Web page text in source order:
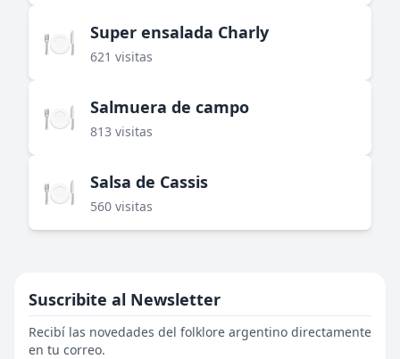
🍽️ Super ensalada Charly
621 visitas
🍽️ Salmuera de campo
813 visitas
🍽️ Salsa de Cassis
560 visitas
Suscribite al Newsletter
Recibí las novedades del folklore argentino directamente
en tu correo.